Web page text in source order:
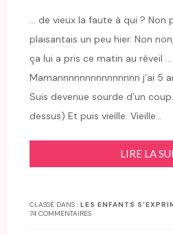
… de vieux la faute à qui ? Non
plaisantais un peu hier. Non
ça lui a pris ce matin au réveil …
Mamannnnnnnnnnnnnnn j’ai 5
Suis devenue sourde d’un
dessus) Et puis vieille. Vieille…
LIRE LA
CLASSÉ DANS :LES ENFANTS
74 COMMENTAIRES